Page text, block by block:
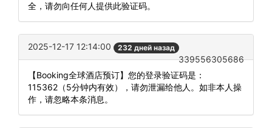
全，请勿向任何人提供此验证码。
2025-12-17 12:14:00 232 дней назад
339556305686
【Booking全球酒店预订】您的登录验证码是：
115362（5分钟内有效），请勿泄漏给他人。如非本人操
作，请忽略本条消息。